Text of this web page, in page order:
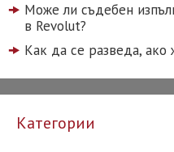
Може ли съдебен
в Revolut?
Как да се разведа, ако
Категории